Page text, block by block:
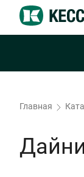
Главная